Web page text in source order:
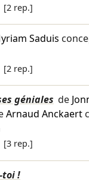
[2 rep.]
Saduis
[2 rep.]
géniales de
Arnaud Anckaert
[3 rep.]
toi !